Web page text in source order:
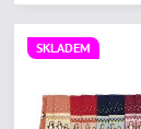
SKLADEM